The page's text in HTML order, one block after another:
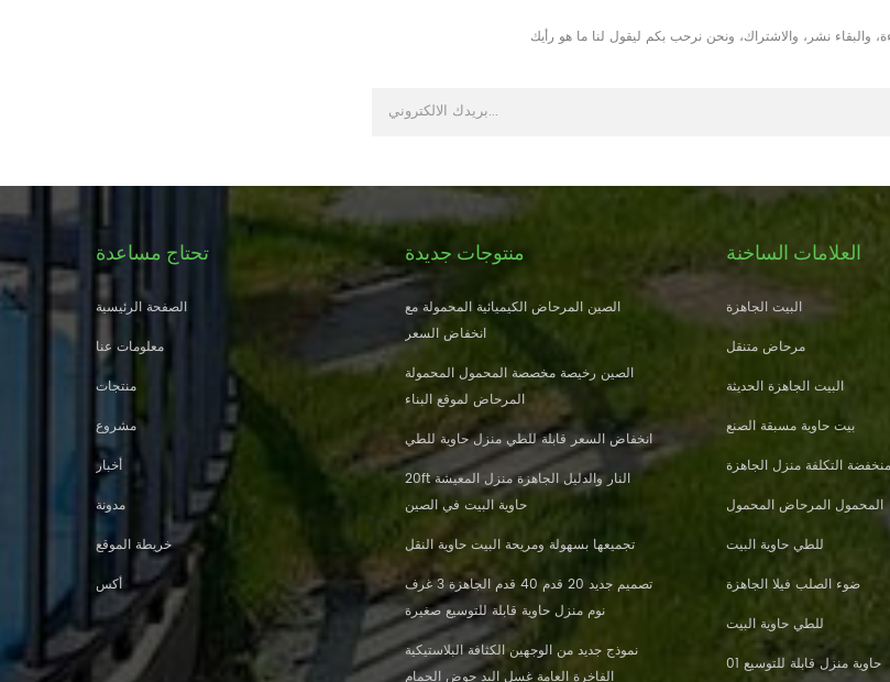
تحتاج مساعدة
الصفحة الرئيسية
معلومات عنا
منتجات
مشروع
أخبار
مدونة
خريطة الموقع
أكس
منتوجات جديدة
الصين المرحاض الكيميائية المحمولة مع
انخفاض السعر
الصين رخيصة مخصصة المحمول المحمولة
المرحاض لموقع البناء
انخفاض السعر قابلة للطي منزل حاوية للطي
20ft النار والدليل الجاهزة منزل المعيشة
حاوية البيت في الصين
تجميعها بسهولة ومريحة البيت حاوية النقل
تصميم جديد 20 قدم 40 قدم الجاهزة 3 غرف
نوم منزل حاوية قابلة للتوسيع صغيرة
نموذج جديد من الوجهين الكثافة البلاستيكية
الفاخرة العامة غسل اليد حوض الحمام
العلامات الساخنة
البيت الجاهزة
مرحاض متنقل
البيت الجاهزة الحديثة
بيت حاوية مسبقة الصنع
منخفضة التكلفة منزل الجاهزة
المحمول المرحاض المحمول
للطي حاوية البيت
ضوء الصلب فيلا الجاهزة
للطي حاوية البيت
حاوية منزل قابلة للتوسيع 01